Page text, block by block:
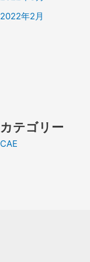
2022年2月
カテゴリー
CAE